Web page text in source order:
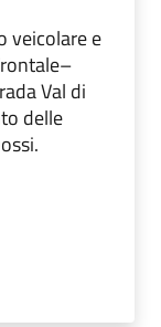
veicolare e
Val di
delle